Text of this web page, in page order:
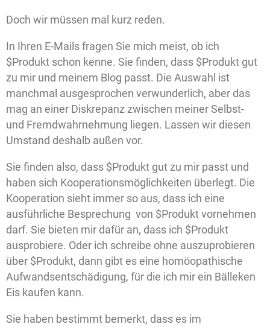
Doch wir müssen mal kurz reden.
In Ihren E-Mails fragen Sie mich meist, ob ich
$Produkt schon kenne. Sie finden, dass $Produkt gut
zu mir und meinem Blog passt. Die Auswahl ist
manchmal ausgesprochen verwunderlich, aber das
mag an einer Diskrepanz zwischen meiner Selbst-
und Fremdwahrnehmung liegen. Lassen wir diesen
Umstand deshalb außen vor.
Sie finden also, dass $Produkt gut zu mir passt und
haben sich Kooperationsmöglichkeiten überlegt. Die
Kooperation sieht immer so aus, dass ich eine
ausführliche Besprechung von $Produkt vornehmen
darf. Sie bieten mir dafür an, dass ich $Produkt
ausprobiere. Oder ich schreibe ohne auszuprobieren
über $Produkt, dann gibt es eine homöopathische
Aufwandsentschädigung, für die ich mir ein Bälleken
Eis kaufen kann.
Sie haben bestimmt bemerkt, dass es im